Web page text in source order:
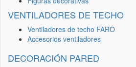
VENTILADORES DE TECHO
Ventiladores de techo FARO
Accesorios ventiladores
DECORACIÓN PARED